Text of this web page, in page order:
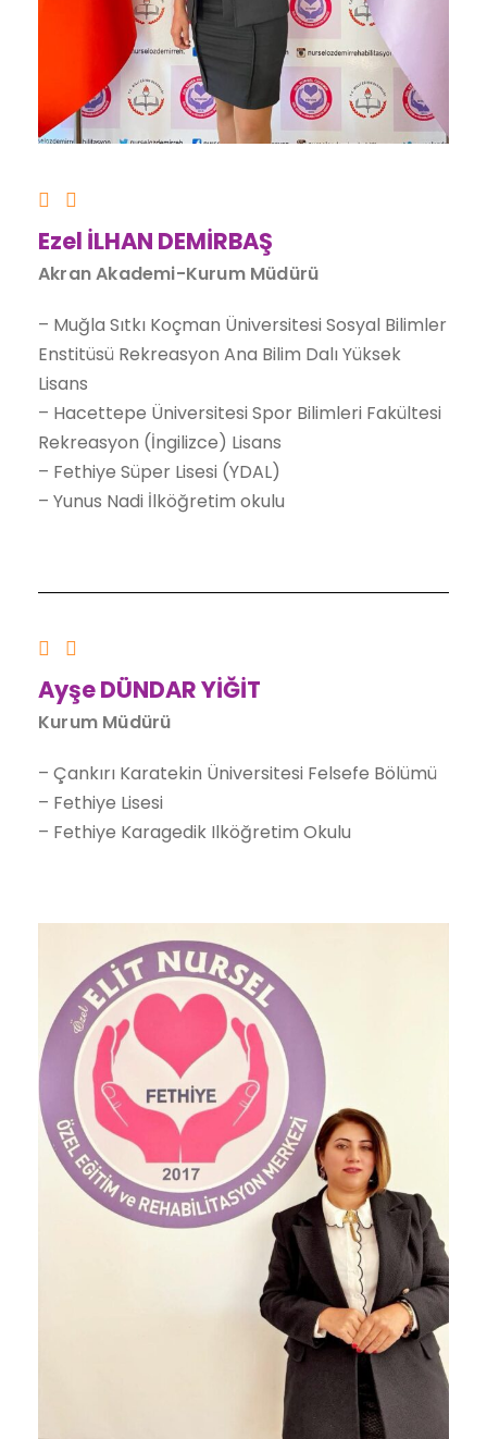
Ezel İLHAN DEMİRBAŞ
Akran Akademi-Kurum Müdürü
– Muğla Sıtkı Koçman Üniversitesi Sosyal Bilimler
Enstitüsü Rekreasyon Ana Bilim Dalı Yüksek
Lisans
– Hacettepe Üniversitesi Spor Bilimleri Fakültesi
Rekreasyon (İngilizce) Lisans
– Fethiye Süper Lisesi (YDAL)
– Yunus Nadi İlköğretim okulu
Ayşe DÜNDAR YİĞİT
Kurum Müdürü
– Çankırı Karatekin Üniversitesi Felsefe Bölümü
– Fethiye Lisesi
– Fethiye Karagedik Ilköğretim Okulu